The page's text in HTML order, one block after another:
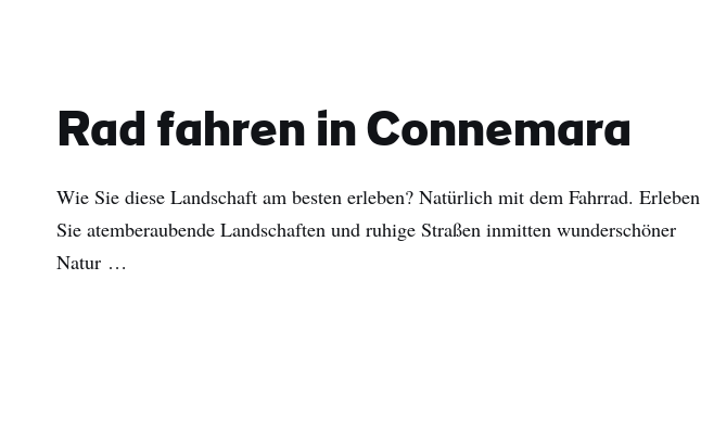
Rad fahren in Connemara
Wie Sie diese Landschaft am besten erleben? Natürlich mit dem Fahrrad. Erleben
Sie atemberaubende Landschaften und ruhige Straßen inmitten wunderschöner
Natur …